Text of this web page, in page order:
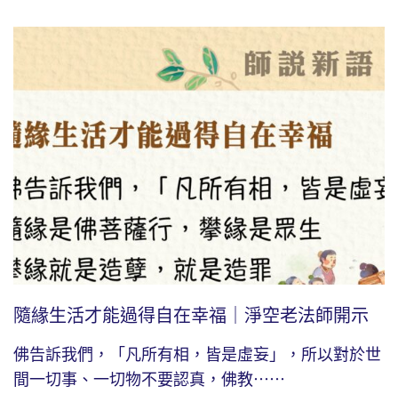
隨緣生活才能過得自在幸福｜淨空老法師開示
佛告訴我們，「凡所有相，皆是虛妄」，所以對於世
間一切事、一切物不要認真，佛教⋯⋯